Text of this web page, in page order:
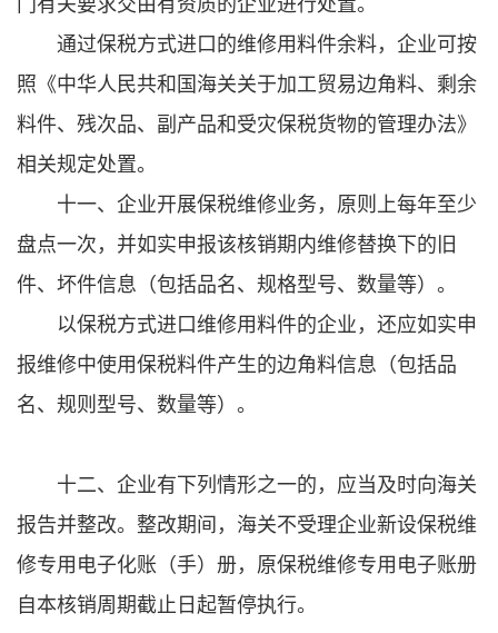
门有关要求交由有资质的企业进行处置。
通过保税方式进口的维修用料件余料，企业可按
照《中华人民共和国海关关于加工贸易边角料、剩余
料件、残次品、副产品和受灾保税货物的管理办法》
相关规定处置。
十一、企业开展保税维修业务，原则上每年至少
盘点一次，并如实申报该核销期内维修替换下的旧
件、坏件信息（包括品名、规格型号、数量等）。
以保税方式进口维修用料件的企业，还应如实申
报维修中使用保税料件产生的边角料信息（包括品
名、规则型号、数量等）。
十二、企业有下列情形之一的，应当及时向海关
报告并整改。整改期间，海关不受理企业新设保税维
修专用电子化账（手）册，原保税维修专用电子账册
自本核销周期截止日起暂停执行。